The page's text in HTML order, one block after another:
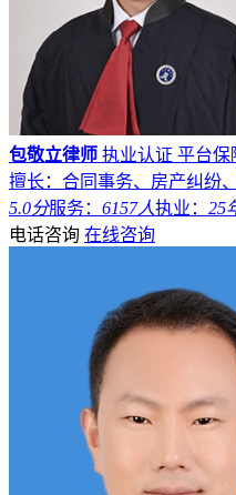
包敬立律师 执业认证 平台保
擅长：合同事务、房产纠纷
5.0分服务： 6157人执业： 25
电话咨询 在线咨询